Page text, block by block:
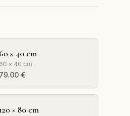
60 × 40 cm
60 × 40 cm
79.00 €
120 × 80 cm